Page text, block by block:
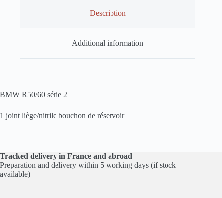
Description
Additional information
BMW R50/60 série 2
1 joint liège/nitrile bouchon de réservoir
Tracked delivery in France and abroad
Preparation and delivery within 5 working days (if stock
available)